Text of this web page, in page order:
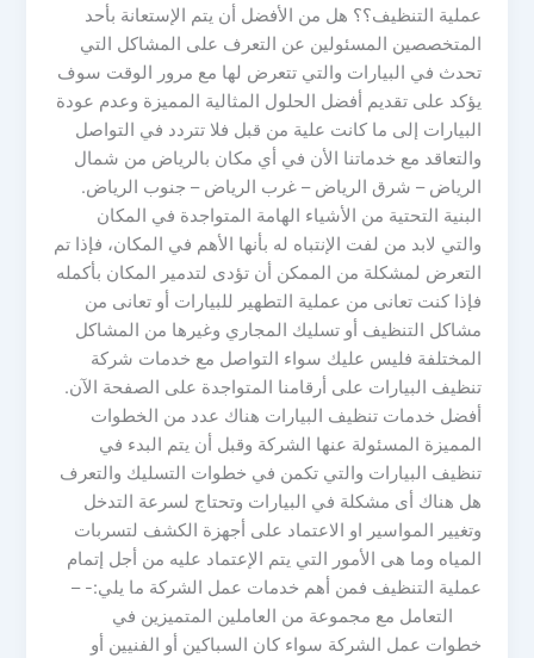
عملية التنظيف؟؟ هل من الأفضل أن يتم الإستعانة بأحد
المتخصصين المسئولين عن التعرف على المشاكل التي
تحدث في البيارات والتي تتعرض لها مع مرور الوقت سوف
يؤكد على تقديم أفضل الحلول المثالية المميزة وعدم عودة
البيارات إلى ما كانت علية من قبل فلا تتردد في التواصل
والتعاقد مع خدماتنا الأن في أي مكان بالرياض من شمال
الرياض – شرق الرياض – غرب الرياض – جنوب الرياض.
البنية التحتية من الأشياء الهامة المتواجدة في المكان
والتي لابد من لفت الإنتباه له بأنها الأهم في المكان، فإذا تم
التعرض لمشكلة من الممكن أن تؤدى لتدمير المكان بأكمله
فإذا كنت تعانى من عملية التطهير للبيارات أو تعانى من
مشاكل التنظيف أو تسليك المجاري وغيرها من المشاكل
المختلفة فليس عليك سواء التواصل مع خدمات شركة
تنظيف البيارات على أرقامنا المتواجدة على الصفحة الآن.
أفضل خدمات تنظيف البيارات هناك عدد من الخطوات
المميزة المسئولة عنها الشركة وقبل أن يتم البدء في
تنظيف البيارات والتي تكمن في خطوات التسليك والتعرف
هل هناك أى مشكلة في البيارات وتحتاج لسرعة التدخل
وتغيير المواسير او الاعتماد على أجهزة الكشف لتسربات
المياه وما هى الأمور التي يتم الإعتماد عليه من أجل إتمام
عملية التنظيف فمن أهم خدمات عمل الشركة ما يلي:- –
التعامل مع مجموعة من العاملين المتميزين في
خطوات عمل الشركة سواء كان السباكين أو الفنيين أو